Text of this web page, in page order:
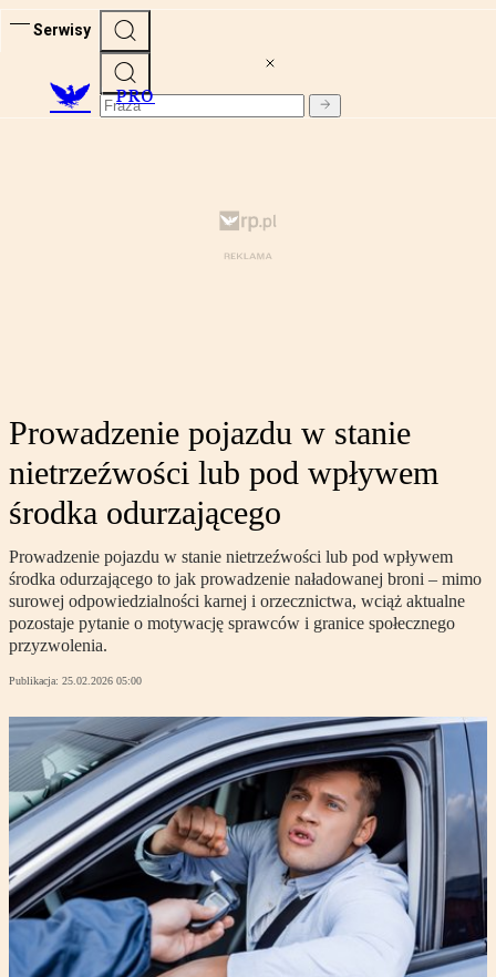
Serwisy
PRO
Prowadzenie pojazdu w stanie
nietrzeźwości lub pod wpływem
środka odurzającego
Prowadzenie pojazdu w stanie nietrzeźwości lub pod wpływem
środka odurzającego to jak prowadzenie naładowanej broni – mimo
surowej odpowiedzialności karnej i orzecznictwa, wciąż aktualne
pozostaje pytanie o motywację sprawców i granice społecznego
przyzwolenia.
Publikacja: 25.02.2026 05:00